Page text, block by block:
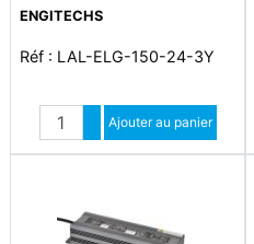
ENGITECHS
Réf : LAL-ELG-150-24-3Y
Quantité
Augmenter quantité
Diminuer quantité
Ajouter au panier